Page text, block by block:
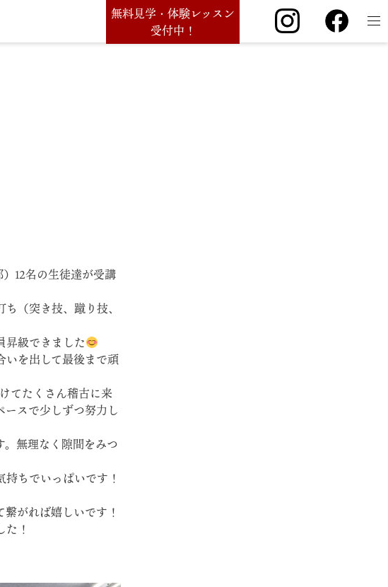
無料見学・体験レッスン
受付中！
12名の生徒達が受講
（突き技、蹴り技、
昇級できました
いを出して最後まで頑
てたくさん稽古に来
スで少しずつ努力し
無理なく隙間をみつ
ちでいっぱいです！
がれば嬉しいです！
！